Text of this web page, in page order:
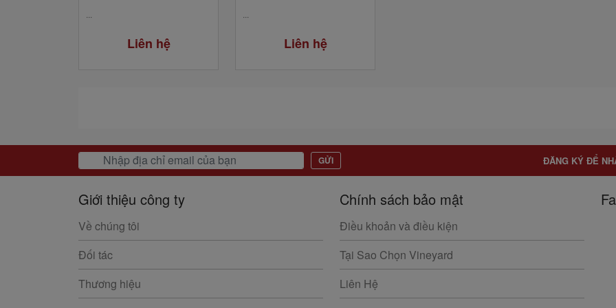
Liên hệ Liên hệ
GỬI ĐĂNG KÝ ĐỂ
Giới thiệu công ty
Về chúng tôi
Đối tác
Thương hiệu
Chính sách bảo mật
Điều khoản và điều kiện
Tại Sao Chọn Vineyard
Liên Hệ